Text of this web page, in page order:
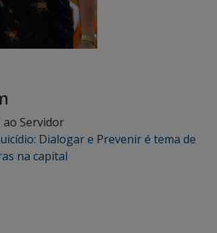
Servidor
Dialogar e Prevenir é tema de
na capital